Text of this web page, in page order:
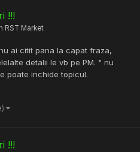
!!!
RST Market
ai citit pana la capat fraza,
detalii le vb pe PM. " nu
poate inchide topicul.
!!!